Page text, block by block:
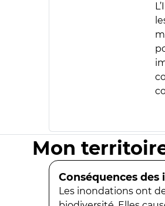
Mon
Conséquences
Les inondations ont